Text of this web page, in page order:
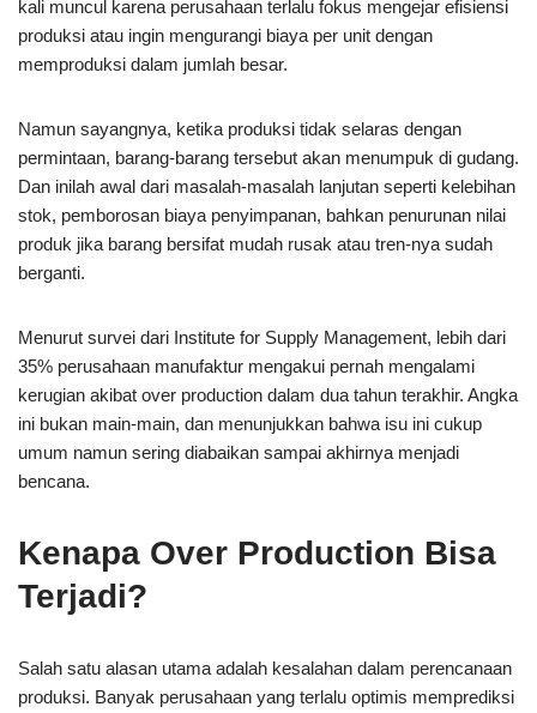
kali muncul karena perusahaan terlalu fokus mengejar efisiensi
produksi atau ingin mengurangi biaya per unit dengan
memproduksi dalam jumlah besar.
Namun sayangnya, ketika produksi tidak selaras dengan
permintaan, barang-barang tersebut akan menumpuk di gudang.
Dan inilah awal dari masalah-masalah lanjutan seperti kelebihan
stok, pemborosan biaya penyimpanan, bahkan penurunan nilai
produk jika barang bersifat mudah rusak atau tren-nya sudah
berganti.
Menurut survei dari Institute for Supply Management, lebih dari
35% perusahaan manufaktur mengakui pernah mengalami
kerugian akibat over production dalam dua tahun terakhir. Angka
ini bukan main-main, dan menunjukkan bahwa isu ini cukup
umum namun sering diabaikan sampai akhirnya menjadi
bencana.
Kenapa Over Production Bisa
Terjadi?
Salah satu alasan utama adalah kesalahan dalam perencanaan
produksi. Banyak perusahaan yang terlalu optimis memprediksi